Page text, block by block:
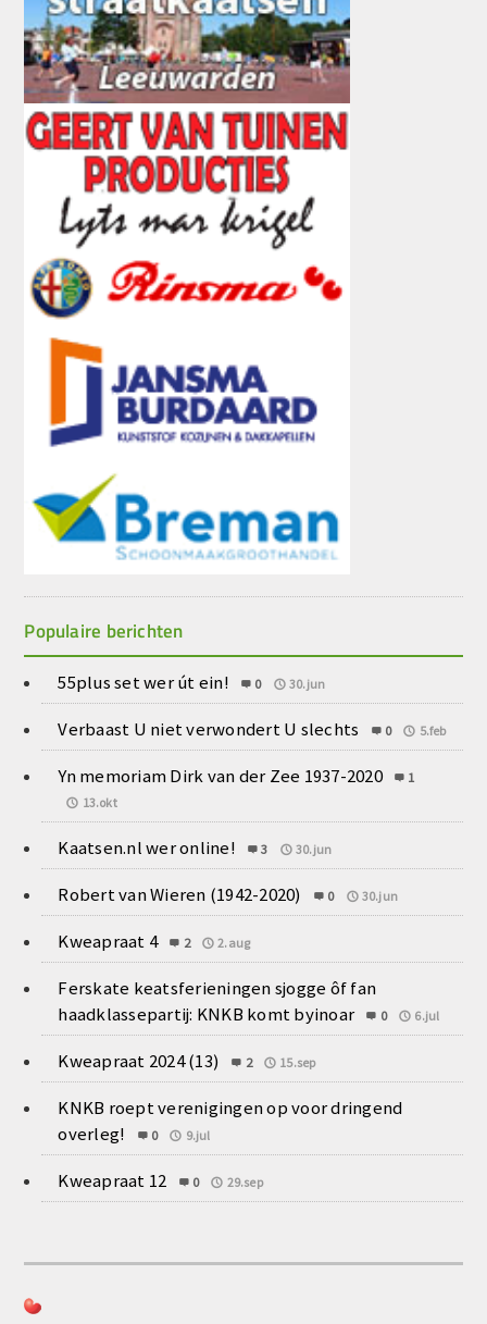
Populaire berichten
55plus set wer út ein! 0 30.jun
Verbaast U niet verwondert U slechts 0 5.feb
Yn memoriam Dirk van der Zee 1937-2020
1
13.okt
Kaatsen.nl wer online! 3 30.jun
Robert van Wieren (1942-2020) 0 30.jun
Kweapraat 4 2 2.aug
Ferskate keatsferieningen sjogge ôf fan
haadklassepartij: KNKB komt byinoar
0 6.jul
Kweapraat 2024 (13) 2 15.sep
KNKB roept verenigingen op voor dringend
overleg!
0 9.jul
Kweapraat 12 0 29.sep